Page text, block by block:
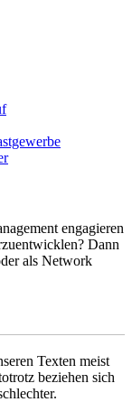
engagieren
Dann
als Network
Texten meist
beziehen sich